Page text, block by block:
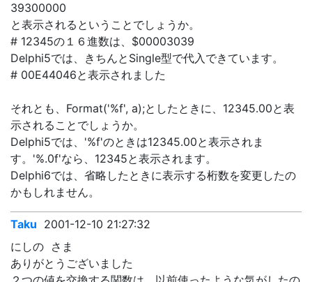
39300000
と表示されるということでしょうか。
# 12345の１６進数は、$00003039
Delphi5では、きちんとSingle型で代入できています。
# 00E44046と表示されました
それとも、Format('%f', a);としたときに、12345.00と表
示されることでしょうか。
Delphi5では、'%f'のときは12345.00と表示されま
す。'%.0f'なら、12345と表示されます。
Delphi6では、省略したときに表示する桁数を変更したの
かもしれません。
Taku 2001-12-10 21:27:32
にしの さま
ありがとうございました